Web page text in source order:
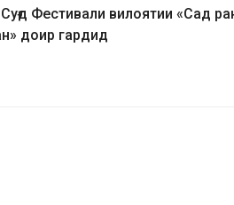
Фестивали вилоятии «Сад
доир гардид